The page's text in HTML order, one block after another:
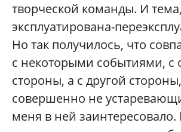
творческой команды. И
эксплуатирована-­
Но так получилось, что
с некоторыми событиями, с
стороны, а с другой
совершенно не
меня в ней